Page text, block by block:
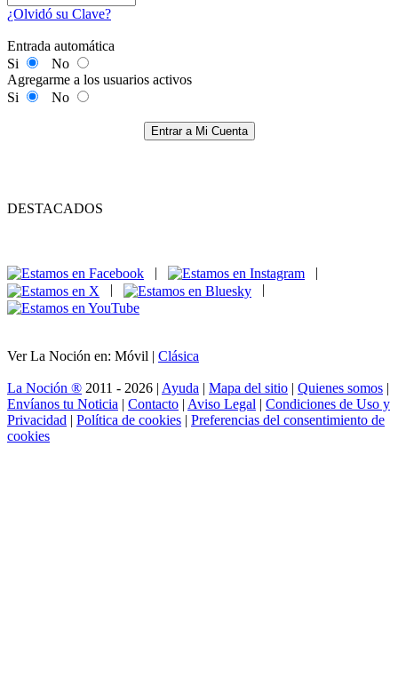
¿Olvidó su Clave?
Entrada automática
Si
No
Agregarme a los usuarios activos
Si
No
Entrar a Mi Cuenta
DESTACADOS
|
|
|
|
Ver La Noción en: Móvil | Clásica
La Noción ® 2011 - 2026 | Ayuda | Mapa del sitio | Quienes somos |
Envíanos tu Noticia | Contacto | Aviso Legal | Condiciones de Uso y
Privacidad | Política de cookies | Preferencias del consentimiento de
cookies